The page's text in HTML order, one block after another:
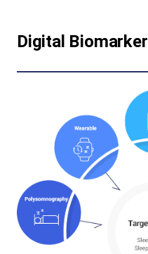
Digital Biomarker